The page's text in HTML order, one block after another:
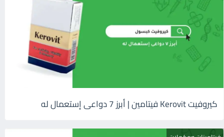
كيروفيت Kerovit فيتامين | أبرز 7 دواعى إستعمال له